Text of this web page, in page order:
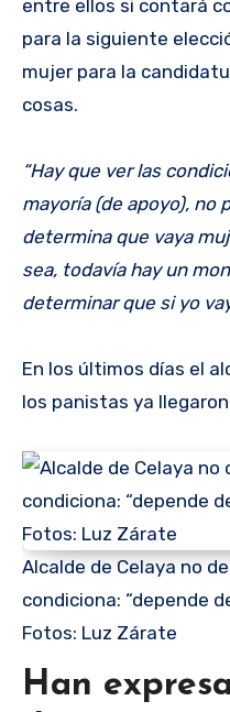
entre ellos si contará
para la siguiente
mujer para la
cosas.
“Hay que ver las
mayoría (de apoyo), no
determina que vaya
sea, todavía hay un
determinar que si yo
En los últimos días el
los panistas ya
Alcalde de Celaya no
condiciona: “depende
Fotos: Luz Zárate
Han